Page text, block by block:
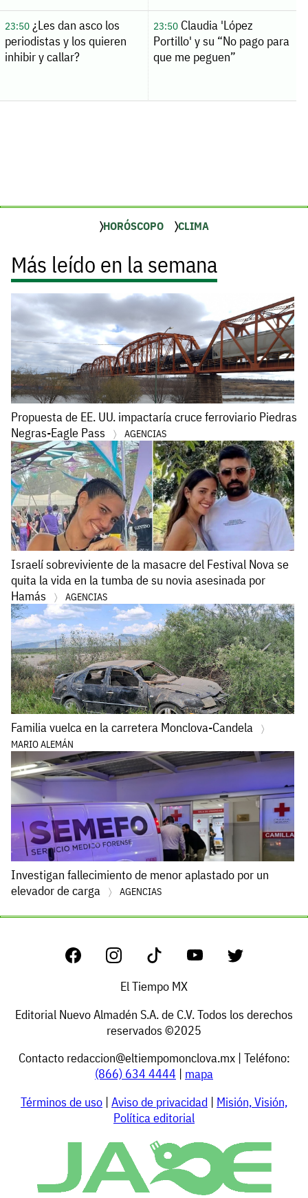
23:50¿Les dan asco los
periodistas y los quieren
inhibir y callar?
23:50Claudia 'López
Portillo' y su “No pago para
que me peguen”
HORÓSCOPO CLIMA
Más leído en la semana
Propuesta de EE. UU. impactaría cruce ferroviario Piedras
Negras-Eagle Pass
AGENCIAS
Israelí sobreviviente de la masacre del Festival Nova se
quita la vida en la tumba de su novia asesinada por
Hamás
AGENCIAS
Familia vuelca en la carretera Monclova-Candela
MARIO ALEMÁN
Investigan fallecimiento de menor aplastado por un
elevador de carga
AGENCIAS
El Tiempo MX
Editorial Nuevo Almadén S.A. de C.V. Todos los derechos
reservados ©2025
Contacto redaccion@eltiempomonclova.mx| Teléfono:
(866) 634 4444 | mapa
Términos de uso | Aviso de privacidad | Misión, Visión,
Política editorial